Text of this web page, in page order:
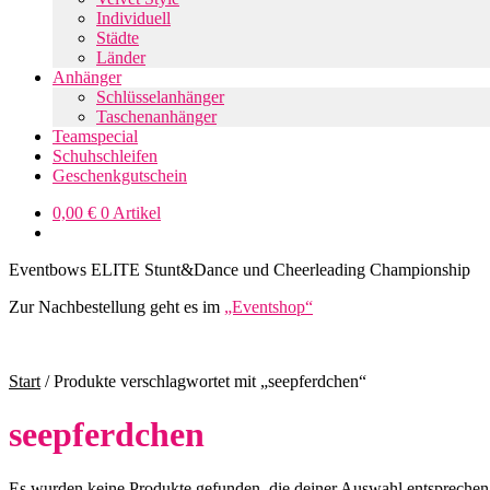
Individuell
Städte
Länder
Anhänger
Schlüsselanhänger
Taschenanhänger
Teamspecial
Schuhschleifen
Geschenkgutschein
0,00 € 0 Artikel
Eventbows ELITE Stunt&Dance und Cheerleading Championship
Zur Nachbestellung geht es im „Eventshop“
Start /Produkte verschlagwortet mit „seepferdchen“
seepferdchen